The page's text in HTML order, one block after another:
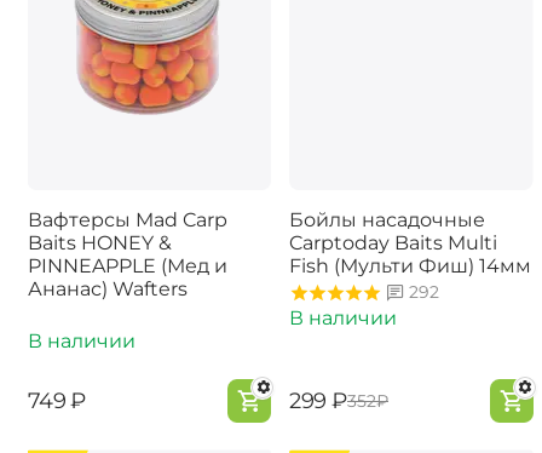
Вафтерсы Mad Carp
Baits HONEY &
PINNEAPPLE (Мед и
Ананас) Wafters
В наличии
‍749‍ ₽
Бойлы насадочные
Carptoday Baits Multi
Fish (Мульти Фиш) 14мм
292
В наличии
‍299‍ ₽‍352‍₽